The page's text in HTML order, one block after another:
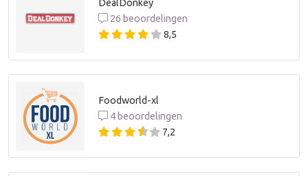
DealDonkey
26 beoordelingen
8,5
Foodworld-xl
4 beoordelingen
7,2